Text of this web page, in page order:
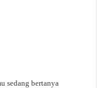
sedang bertanya